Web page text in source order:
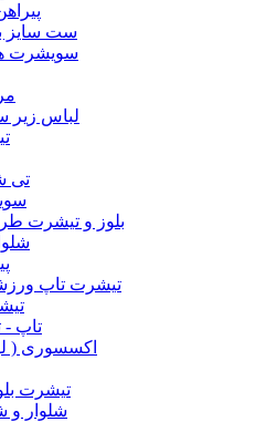
ست سایز
سویشرت
لباس زیر
تی
بلوز و تیشرت
تیشرت تاپ
تاپ -
اکسسوری (
تیشرت
شلوار و